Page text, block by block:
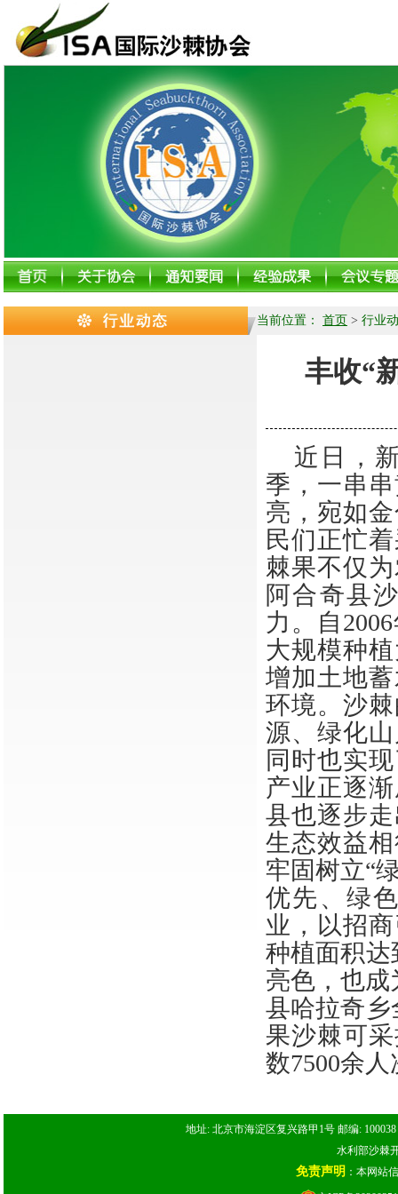
当前位置： 首页 > 行业
丰收“
近日，
季，一串
亮，宛如
民们正忙
棘果不仅
阿合奇县
力。自
大规模种
增加土地
环境。沙
源、绿化
同时也实
产业正逐
县也逐步
生态效益
牢固树立“
优先、绿
业，以招
种植面积达
亮色，也成
县哈拉奇乡
果沙棘可
数7500余人
地址: 北京市海淀区复兴路甲1号 邮编:
水利部沙棘
免责声明 ：本网站